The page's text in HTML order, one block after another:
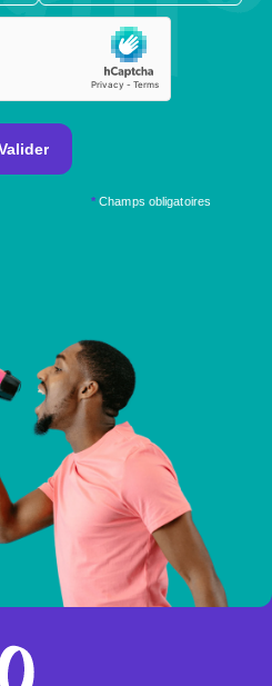
* Champs obligatoires